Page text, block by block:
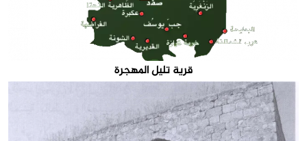
قرية تليل المهجرة